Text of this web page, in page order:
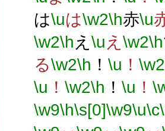
は\uは\w2\h赤\u
\w2\h え \u え \w2\h
る\w2\h ！ \u ！ \w2
\u ！ \w2\h ！ \u ！
\w9\h\s[0]\w9\u\c